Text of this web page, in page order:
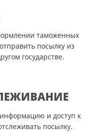
таможенных
посылку из
государстве.
и доступ к
посылку.